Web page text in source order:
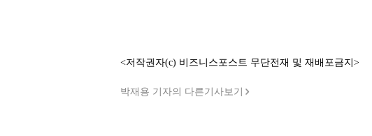
<저작권자(c) 비즈니스포스트 무단전재 및 재배포금지>
박재용 기자의 다른기사보기